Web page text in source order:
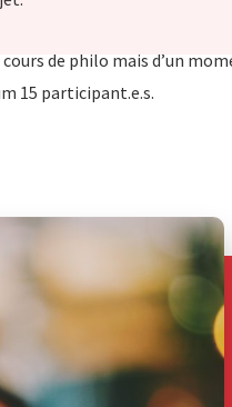
cours de philo mais d’un
15 participant.e.s.